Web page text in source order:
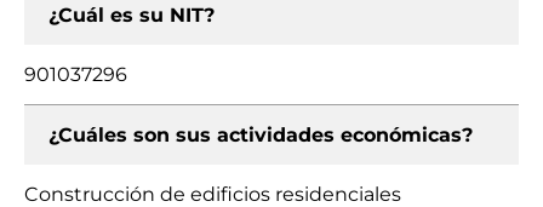
¿Cuál es su NIT?
901037296
¿Cuáles son sus actividades económicas?
Construcción de edificios residenciales